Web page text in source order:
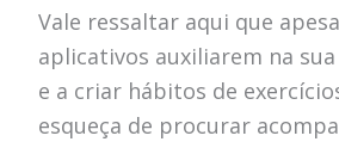
Vale ressaltar aqui que
aplicativos auxiliarem na
e a criar hábitos de
esqueça de procurar